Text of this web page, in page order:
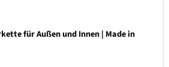
für Außen und Innen | Made in